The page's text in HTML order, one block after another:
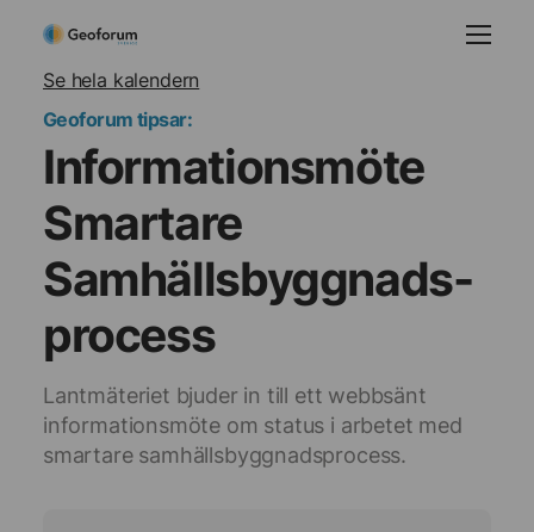
Se hela kalendern
Geoforum tipsar:
Informationsmöte
Smartare
Samhällsbyggnads­
process
Lantmäteriet bjuder in till ett webbsänt
informationsmöte om status i arbetet med
smartare samhällsbyggnadsprocess.